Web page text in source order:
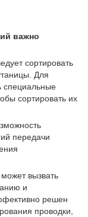
важно
сортировать
Для
специальные
сортировать их
передачи
вызвать
и
решен
проводки,